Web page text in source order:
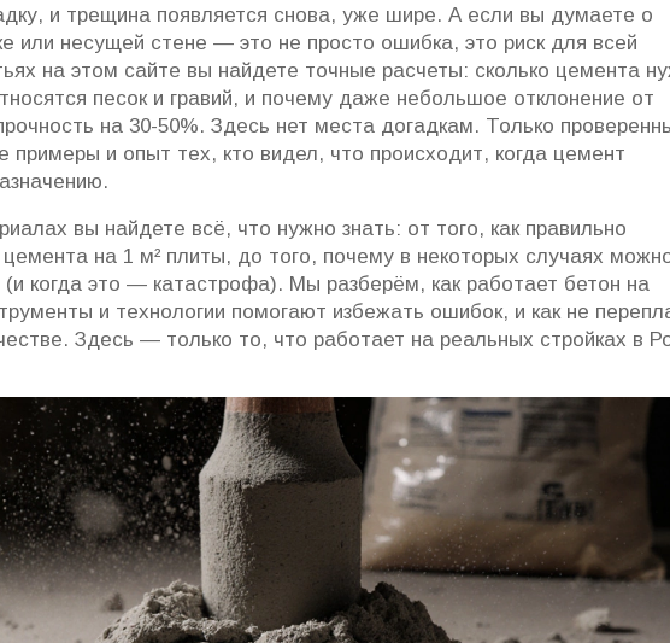
и трещина появляется снова, уже шире. А если вы думаете о
или несущей стене — это не просто ошибка, это риск для всей
на этом сайте вы найдете точные расчеты: сколько цемента
песок и гравий, и почему даже небольшое отклонение от
на 30-50%. Здесь нет места догадкам. Только
и опыт тех, кто видел, что происходит, когда цемент
вы найдете всё, что нужно знать: от того, как правильно
цемента на 1 м² плиты, до того, почему в некоторых случаях
(и когда это — катастрофа). Мы разберём, как работает бетон на
и технологии помогают избежать ошибок, и как не
Здесь — только то, что работает на реальных стройках в